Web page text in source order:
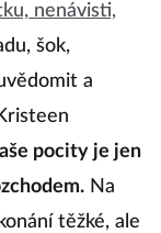
nenávisti,
šok,
a
pocity je jen
Na
těžké, ale